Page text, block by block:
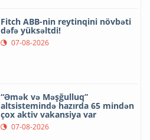
Fitch ABB-nin reytinqini növbəti
dəfə yüksəltdi!
07-08-2026
“Əmək və Məşğulluq”
altsistemində hazırda 65 mindən
çox aktiv vakansiya var
07-08-2026